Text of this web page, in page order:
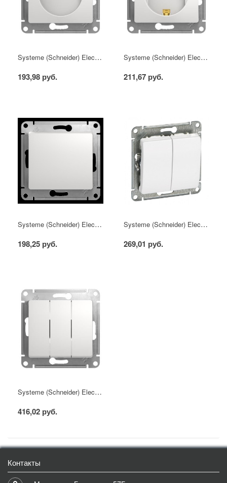
Systeme (Schneider) Electric GLOSSA розетка б/з белая механизм
193,98 руб.
Systeme (Schneider) Electric GLOSSA розетка с/з белая механизм
211,67 руб.
Systeme (Schneider) Electric GLOSSA выключатель 1кл. белый механизм
198,25 руб.
Systeme (Schneider) Electric GLOSSA выключатель 2кл. белый механизм
269,01 руб.
Systeme (Schneider) Electric GLOSSA выключатель 3кл. белый механизм
416,02 руб.
Контакты